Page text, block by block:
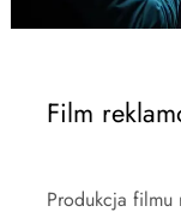
Film
Produkcja filmu